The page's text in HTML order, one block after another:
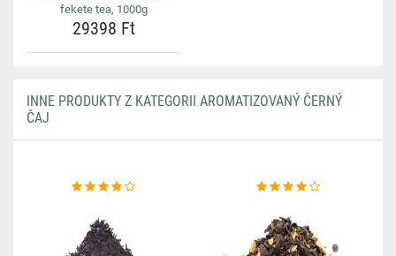
fekete tea, 1000g
29398 Ft
INNE PRODUKTY Z KATEGORII AROMATIZOVANÝ ČERNÝ
ČAJ